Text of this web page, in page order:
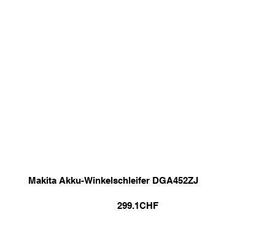
Makita Akku-Winkelschleifer DGA452ZJ
299.1CHF